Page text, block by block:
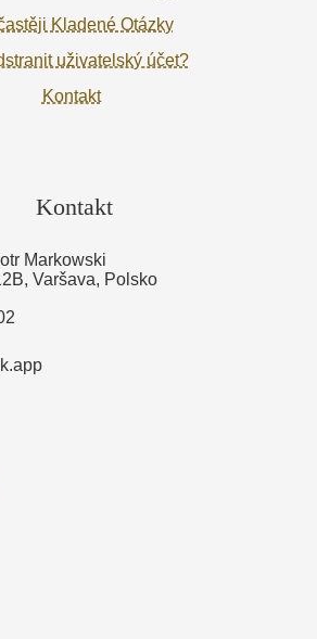
Kladené Otázky
uživatelský účet?
Kontakt
Kontakt
Markowski
Varšava, Polsko